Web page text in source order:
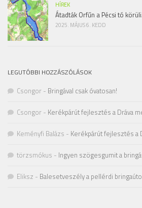
HÍREK
Átadták Orfűn a Pécsi tó
2025. MÁJUS 6. KEDD
LEGUTÓBBI HOZZÁSZÓLÁSOK
Csongor - Bringával csak óvatosan!
Csongor - Kerékpárút fejlesztés a Dráva
Keményfi Balázs - Kerékpárút fejlesztés a
törzsmókus - Ingyen szögesgumit a
Eliksz - Balesetveszély a pellérdi